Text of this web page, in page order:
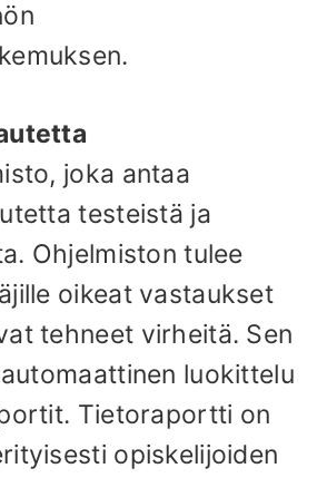
joka antaa
testeistä ja
Ohjelmiston tulee
oikeat vastaukset
tehneet virheitä. Sen
luokittelu
Tietoraportti on
opiskelijoiden